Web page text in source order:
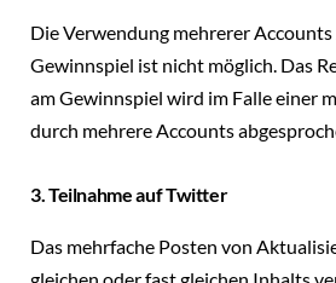
Die Verwendung mehrerer Accounts
Gewinnspiel ist nicht möglich. Das
am Gewinnspiel wird im Falle einer
durch mehrere Accounts
3. Teilnahme auf Twitter
Das mehrfache Posten von
gleichen oder fast gleichen Inhalts